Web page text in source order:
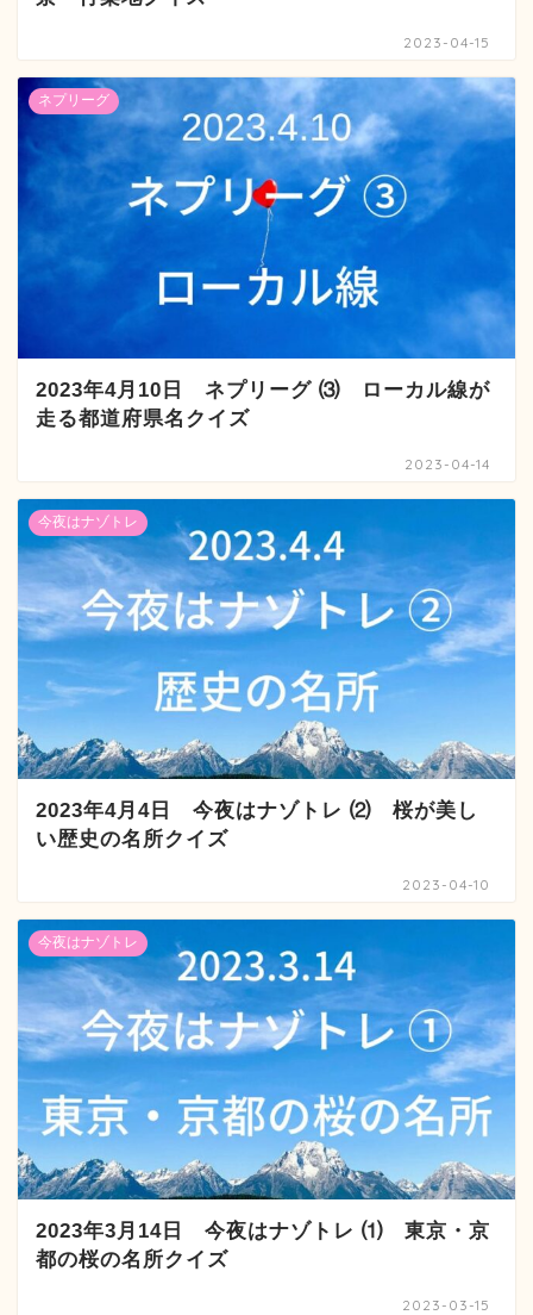
2023-04-15
ネプリーグ
2023年4月10日 ネプリーグ ⑶ ローカル線が
走る都道府県名クイズ
2023-04-14
今夜はナゾトレ
2023年4月4日 今夜はナゾトレ ⑵ 桜が美し
い歴史の名所クイズ
2023-04-10
今夜はナゾトレ
2023年3月14日 今夜はナゾトレ ⑴ 東京・京
都の桜の名所クイズ
2023-03-15